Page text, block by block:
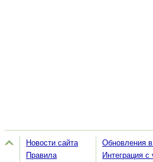
Новости сайта
Правила
Обновления
Интеграция с